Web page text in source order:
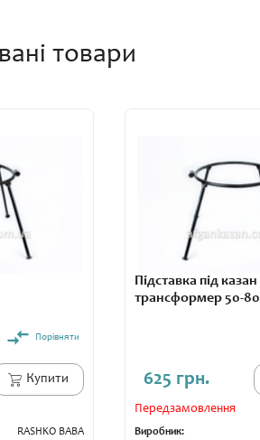
товари
Порівняти
Купити
RASHKO BABA
Підставка під казан
трансформер 50-80
625 грн.
Передзамовлення
Виробник: